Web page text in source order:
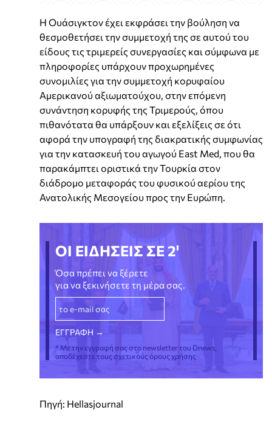
Η Ουάσιγκτον έχει εκφράσει την βούληση να
θεσμοθετήσει την συμμετοχή της σε αυτού του
είδους τις τριμερείς συνεργασίες και σύμφωνα με
πληροφορίες υπάρχουν προχωρημένες
συνομιλίες για την συμμετοχή κορυφαίου
Αμερικανού αξιωματούχου, στην επόμενη
συνάντηση κορυφής της Τριμερούς, όπου
πιθανότατα θα υπάρξουν και εξελίξεις σε ότι
αφορά την υπογραφή της διακρατικής συμφωνίας
για την κατασκευή του αγωγού East Med, που θα
παρακάμπτει οριστικά την Τουρκία στον
διάδρομο μεταφοράς του φυσικού αερίου της
Ανατολικής Μεσογείου προς την Ευρώπη.
ΟΙ ΕΙΔΗΣΕΙΣ ΣΕ 2'
Όσα πρέπει να ξέρετε
για να ξεκινήσετε τη μέρα σας.
* Με την εγγραφή σας στο newsletter του Dnews,
αποδέχεστε τους σχετικούς όρους χρήσης
Πηγή: Hellasjournal